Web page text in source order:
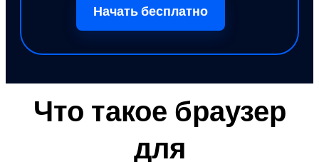
Начать бесплатно
Что такое браузер
для